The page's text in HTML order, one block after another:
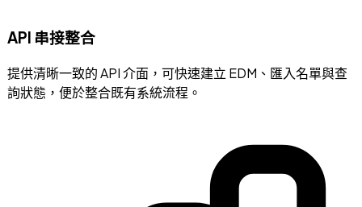
API 串接整合
提供清晰一致的 API 介面，可快速建立 EDM、匯入名單與查
詢狀態，便於整合既有系統流程。